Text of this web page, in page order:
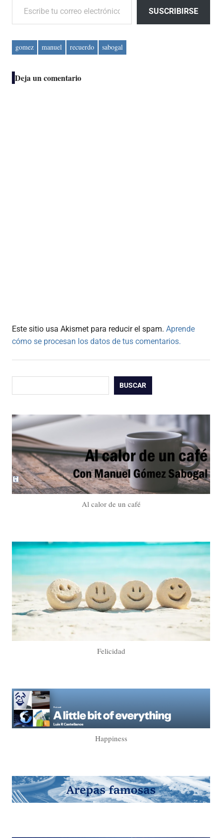
SUSCRIBIRSE
gomez manuel recuerdo sabogal
Deja un comentario
Este sitio usa Akismet para reducir el spam. Aprende
cómo se procesan los datos de tus comentarios.
BUSCAR
Al calor de un café
Felicidad
Happiness